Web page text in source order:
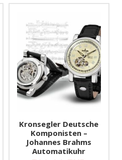
Kronsegler Deutsche
Komponisten –
Johannes Brahms
Automatikuhr